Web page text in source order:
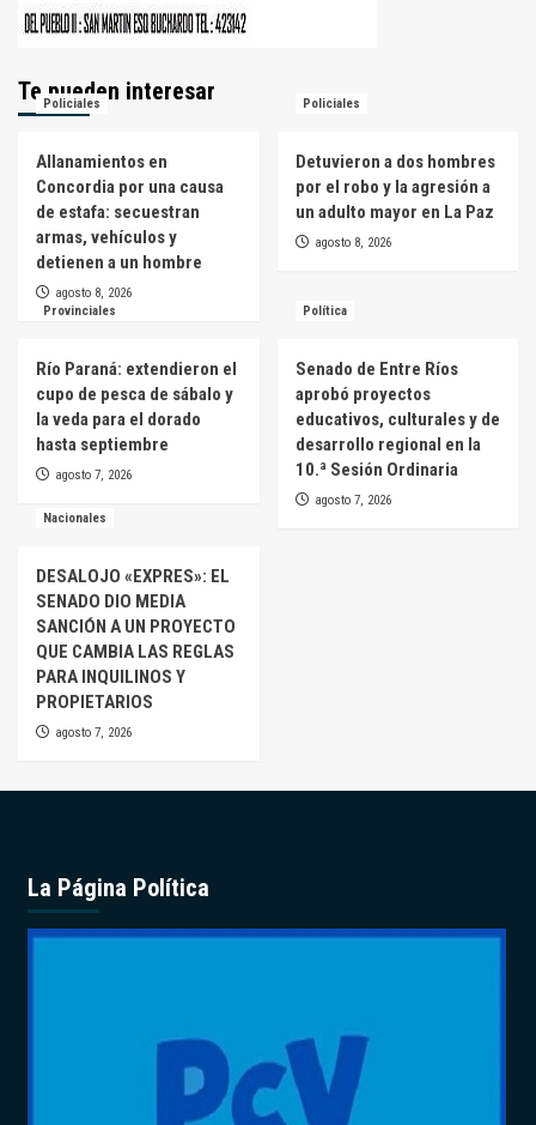
Te pueden interesar
Policiales
Allanamientos en
Concordia por una causa
de estafa: secuestran
armas, vehículos y
detienen a un hombre
agosto 8, 2026
Policiales
Detuvieron a dos hombres
por el robo y la agresión a
un adulto mayor en La Paz
agosto 8, 2026
Provinciales
Río Paraná: extendieron el
cupo de pesca de sábalo y
la veda para el dorado
hasta septiembre
agosto 7, 2026
Política
Senado de Entre Ríos
aprobó proyectos
educativos, culturales y de
desarrollo regional en la
10.ª Sesión Ordinaria
agosto 7, 2026
Nacionales
DESALOJO «EXPRES»: EL
SENADO DIO MEDIA
SANCIÓN A UN PROYECTO
QUE CAMBIA LAS REGLAS
PARA INQUILINOS Y
PROPIETARIOS
agosto 7, 2026
La Página Política